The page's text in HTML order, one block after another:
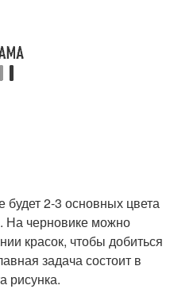
2-3 основных цвета
На черновике можно
красок, чтобы добиться
задача состоит в
рисунка.